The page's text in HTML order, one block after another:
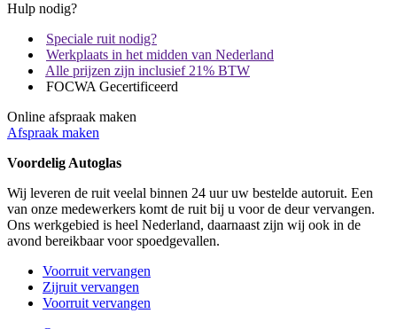
Hulp nodig?
Speciale ruit nodig?
Werkplaats in het midden van Nederland
Alle prijzen zijn inclusief 21% BTW
FOCWA Gecertificeerd
Online afspraak maken
Afspraak maken
Voordelig Autoglas
Wij leveren de ruit veelal binnen 24 uur uw bestelde autoruit. Een
van onze medewerkers komt de ruit bij u voor de deur vervangen.
Ons werkgebied is heel Nederland, daarnaast zijn wij ook in de
avond bereikbaar voor spoedgevallen.
Voorruit vervangen
Zijruit vervangen
Voorruit vervangen